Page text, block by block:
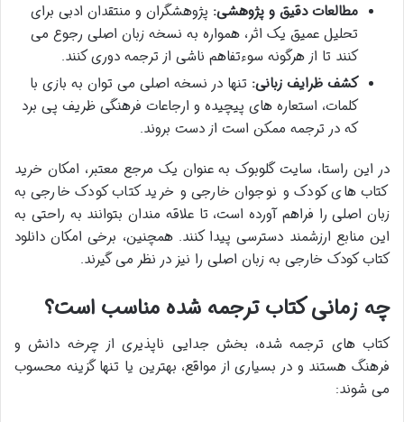
مطالعات دقیق و پژوهشی: پژوهشگران و منتقدان ادبی برای
تحلیل عمیق یک اثر، همواره به نسخه زبان اصلی رجوع می
کنند تا از هرگونه سوءتفاهم ناشی از ترجمه دوری کنند.
کشف ظرایف زبانی: تنها در نسخه اصلی می توان به بازی با
کلمات، استعاره های پیچیده و ارجاعات فرهنگی ظریف پی برد
که در ترجمه ممکن است از دست بروند.
در این راستا، سایت گلوبوک به عنوان یک مرجع معتبر، امکان خرید
کتاب های کودک و نوجوان خارجی و خرید کتاب کودک خارجی به
زبان اصلی را فراهم آورده است، تا علاقه مندان بتوانند به راحتی به
این منابع ارزشمند دسترسی پیدا کنند. همچنین، برخی امکان دانلود
کتاب کودک خارجی به زبان اصلی را نیز در نظر می گیرند.
چه زمانی کتاب ترجمه شده مناسب است؟
کتاب های ترجمه شده، بخش جدایی ناپذیری از چرخه دانش و
فرهنگ هستند و در بسیاری از مواقع، بهترین یا تنها گزینه محسوب
می شوند: